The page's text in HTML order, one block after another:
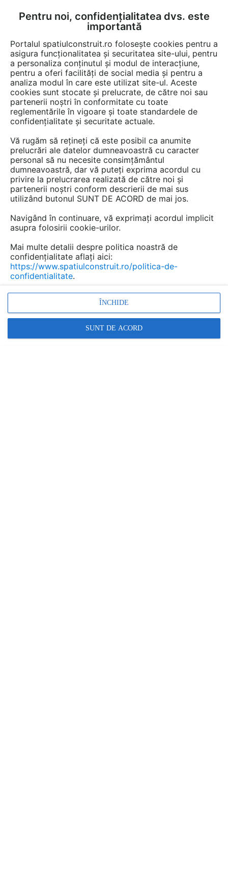
FĂ-ȚI CONT LOGIN
CUM SE FACE
EȘTI AICI: Documentații Fise tehnice Pereti de compartimentare
Mortar monocomponent, cu contractie
controlata, cu priza si intarire rapida
MAPEI Mapegrout SV Fiber
Limba: Italiana
Pentru noi, confidențialitatea dvs. este
importantă
Portalul spatiulconstruit.ro folosește cookies pentru a
asigura funcționalitatea și securitatea site-ului, pentru
a personaliza conținutul și modul de interacțiune,
pentru a oferi facilități de social media și pentru a
analiza modul în care este utilizat site-ul. Aceste
cookies sunt stocate și prelucrate, de către noi sau
partenerii noștri în conformitate cu toate
reglementările în vigoare și toate standardele de
confidențialitate și securitate actuale.
Vă rugăm să rețineți că este posibil ca anumite
prelucrări ale datelor dumneavoastră cu caracter
personal să nu necesite consimțământul
dumneavoastră, dar vă puteți exprima acordul cu
privire la prelucrarea realizată de către noi și
partenerii noștri conform descrierii de mai sus
utilizând butonul SUNT DE ACORD de mai jos.
Navigând în continuare, vă exprimați acordul implicit
asupra folosirii cookie-urilor.
Mai multe detalii despre politica noastră de
confidențialitate aflați aici:
https://www.spatiulconstruit.ro/politica-de-
confidentialitate.
ÎNCHIDE
SUNT DE ACORD